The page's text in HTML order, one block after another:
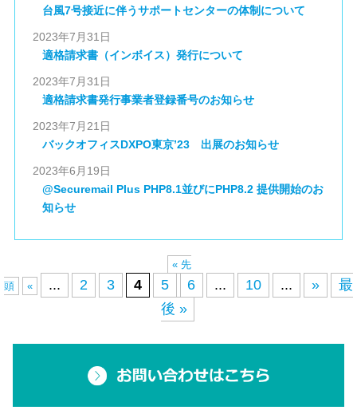
台風7号接近に伴うサポートセンターの体制について
2023年7月31日
適格請求書（インボイス）発行について
2023年7月31日
適格請求書発行事業者登録番号のお知らせ
2023年7月21日
バックオフィスDXPO東京’23 出展のお知らせ
2023年6月19日
@Securemail Plus PHP8.1並びにPHP8.2 提供開始のお
知らせ
« 先
頭
« ... 2 3 4 5 6 ... 10 ... »
最
後 »